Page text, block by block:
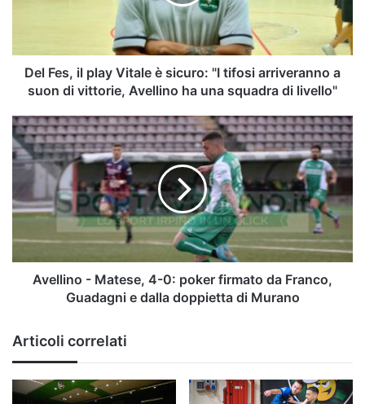
tifosi
arriveranno
di
vittorie,
Avellino
squadra
livello"
Del Fes, il play Vitale è sicuro: "I tifosi arriveranno a
suon di vittorie, Avellino ha una squadra di livello"
Avellino
-
Matese,
poker
da
Franco,
Guadagni
di
Murano
Avellino - Matese, 4-0: poker firmato da Franco,
Guadagni e dalla doppietta di Murano
Articoli correlati